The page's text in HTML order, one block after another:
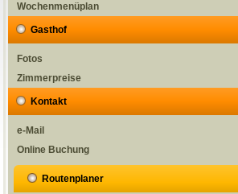
Wochenmenüplan
Gasthof
Fotos
Zimmerpreise
Kontakt
e-Mail
Online Buchung
Routenplaner